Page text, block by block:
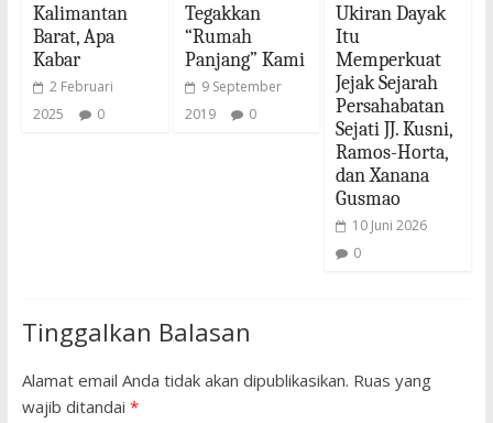
Kalimantan
Barat, Apa
Kabar
2 Februari
2025
0
Tegakkan
“Rumah
Panjang” Kami
9 September
2019
0
Ukiran Dayak
Itu
Memperkuat
Jejak Sejarah
Persahabatan
Sejati JJ. Kusni,
Ramos-Horta,
dan Xanana
Gusmao
10 Juni 2026
0
Tinggalkan Balasan
Alamat email Anda tidak akan dipublikasikan. Ruas yang
wajib ditandai *